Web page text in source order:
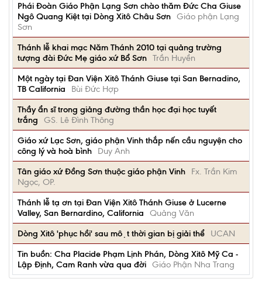
Phái Đoàn Giáo Phận Lạng Sơn chào thăm Đức Cha Giuse
Ngô Quang Kiệt tại Dòng Xitô Châu Sơn Giáo phận Lạng
Sơn
Thánh lễ khai mạc Năm Thánh 2010 tại quảng trường
tượng đài Đức Mẹ giáo xứ Bổ Sơn Trần Huyền
Một ngày tại Đan Viện Xitô Thánh Giuse tại San Bernadino,
TB California
Bùi Đức Hợp
Thầy ẩn sĩ trong giảng đường thần học đại học tuyết
trắng
GS. Lê Đình Thông
Giáo xứ Lạc Sơn, giáo phận Vinh thắp nến cầu nguyện cho
công lý và hoà bình
Duy Anh
Tân giáo xứ Đồng Sơn thuộc giáo phận Vinh
Fx. Trần Kim
Ngọc, OP.
Thánh lễ tạ ơn tại Đan Viện Xitô Thánh Giuse ở Lucerne
Valley, San Bernardino, California
Quảng Văn
Dòng Xitô 'phục hồi' sau một thời gian bị giải thể
UCAN
Tin buồn: Cha Placide Phạm Lịnh Phán, Dòng Xitô Mỹ Ca -
Lập Định, Cam Ranh vừa qua đời Giáo Phận Nha Trang